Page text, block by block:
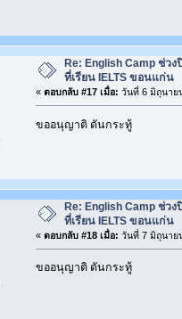
Re: English Camp ช่ว
ที่เรียน IELTS ขอนแก่น
« ตอบกลับ #17 เมื่อ: วันที่ 6 มิถุนาย
ขออนุญาติ ดันกระทู้
Re: English Camp ช่ว
ที่เรียน IELTS ขอนแก่น
« ตอบกลับ #18 เมื่อ: วันที่ 7 มิถุนาย
ขออนุญาติ ดันกระทู้